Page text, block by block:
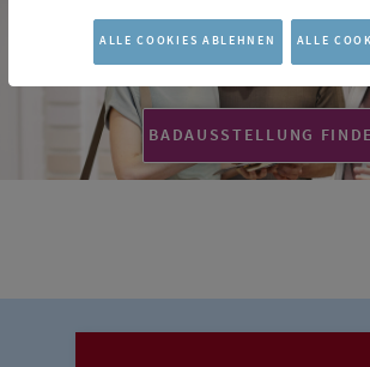
BADAUSSTELLUNG
ALLE COOKIES ABLEHNEN ALLE